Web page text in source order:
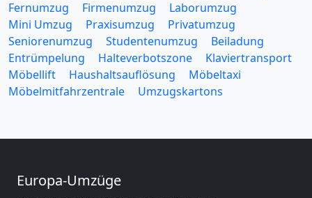
Fernumzug
Firmenumzug
Laborumzug
Mini Umzug
Praxisumzug
Privatumzug
Seniorenumzug
Studentenumzug
Beiladung
Entrümpelung
Halteverbotszone
Klaviertransport
Möbellift
Haushaltsauflösung
Möbeltaxi
Möbelmitfahrzentrale
Umzugskartons
Europa-Umzüge